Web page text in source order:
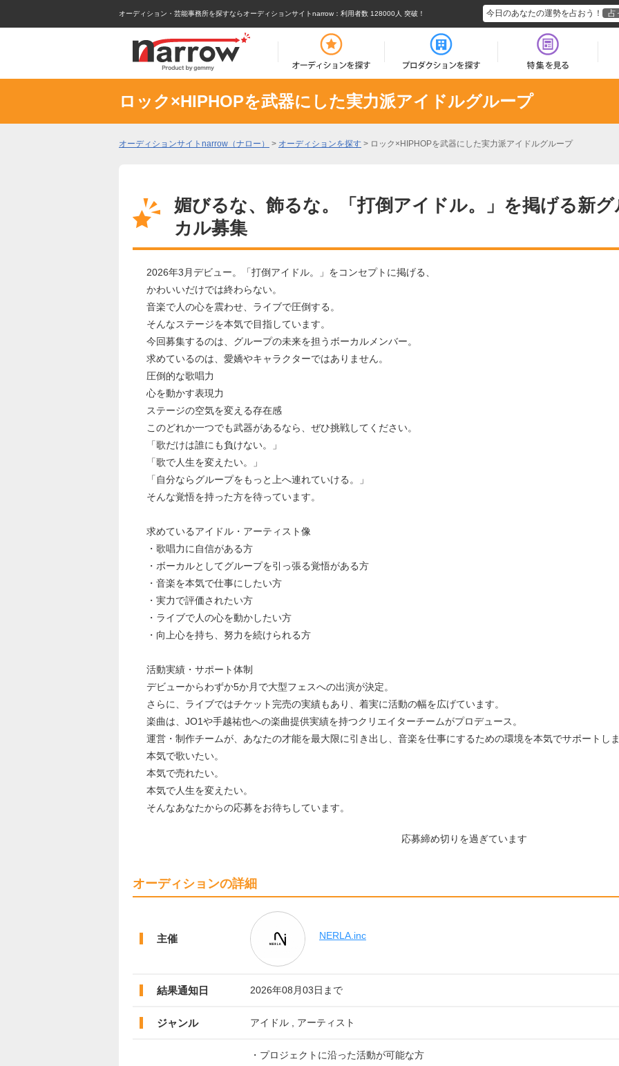
オーディション・芸能事務所を探すならオーディションサイトnarrow ：利用者数 128000人 突破！ 今日のあなたの運勢を占おう！ 占
ロック×HIPHOPを武器にした実力派アイドルグループ
オーディションサイトnarrow（ナロー） > オーディションを探す > ロック×HIPHOPを武器にした実力派アイドルグループ
媚びるな、飾るな。「打倒アイドル。」を掲げる新
カル募集
2026年3月デビュー。「打倒アイドル。」をコンセプトに掲げる、
かわいいだけでは終わらない。
音楽で人の心を震わせ、ライブで圧倒する。
そんなステージを本気で目指しています。
今回募集するのは、グループの未来を担うボーカルメンバー。
求めているのは、愛嬌やキャラクターではありません。
圧倒的な歌唱力
心を動かす表現力
ステージの空気を変える存在感
このどれか一つでも武器があるなら、ぜひ挑戦してください。
「歌だけは誰にも負けない。」
「歌で人生を変えたい。」
「自分ならグループをもっと上へ連れていける。」
そんな覚悟を持った方を待っています。
求めているアイドル・アーティスト像
・歌唱力に自信がある方
・ボーカルとしてグループを引っ張る覚悟がある方
・音楽を本気で仕事にしたい方
・実力で評価されたい方
・ライブで人の心を動かしたい方
・向上心を持ち、努力を続けられる方
活動実績・サポート体制
デビューからわずか5か月で大型フェスへの出演が決定。
さらに、ライブではチケット完売の実績もあり、着実に活動の幅を広げています。
楽曲は、JO1や手越祐也への楽曲提供実績を持つクリエイターチームがプロデュース。
運営・制作チームが、あなたの才能を最大限に引き出し、音楽を仕事にするための環境を本気でサポートし
本気で歌いたい。
本気で売れたい。
本気で人生を変えたい。
そんなあなたからの応募をお待ちしています。
応募締め切りを過ぎています
オーディションの詳細
主催 NERLA.inc
結果通知日 2026年08月03日まで
ジャンル アイドル , アーティスト
・プロジェクトに沿った活動が可能な方